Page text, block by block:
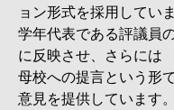
ョン形式を採用していま
学年代表である評議員
に反映させ、さらには
母校への提言という形
意見を提供しています。